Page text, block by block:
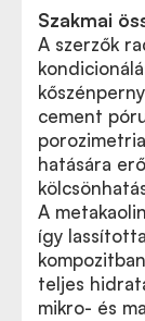
Szakmai
A szerzők
cement
hatására
A
így
teljes
mikro- és